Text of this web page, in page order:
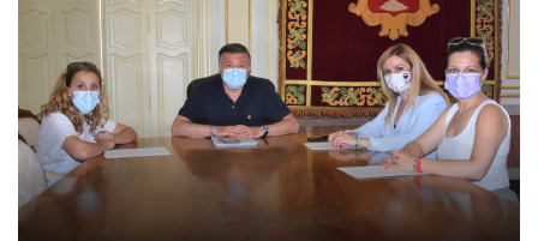
agosto
de
2021